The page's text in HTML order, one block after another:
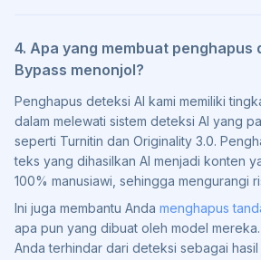
4. Apa yang membuat penghapus
Bypass menonjol?
Penghapus deteksi AI kami memiliki
dalam melewati sistem deteksi AI yang
seperti Turnitin dan Originality 3.0.
teks yang dihasilkan AI menjadi konten
100% manusiawi, sehingga mengurangi
Ini juga membantu Anda menghapus
apa pun yang dibuat oleh model
Anda terhindar dari deteksi sebagai hasil